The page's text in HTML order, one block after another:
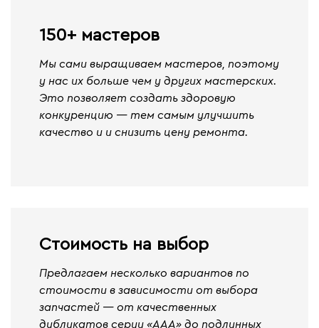
150+ мастеров
Мы сами выращиваем мастеров, поэтому
у нас их больше чем у других мастерских.
Это позволяет создать здоровую
конкуренцию — тем самым улучшить
качество и и снизить цену ремонта.
Стоимость на выбор
Предлагаем несколько вариантов по
стоимости в зависимости от выбора
запчастей — от качественных
дубликатов серии «ААА» до подлинных